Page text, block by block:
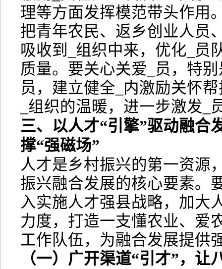
理等方面发挥模范带头作用
把青年农民、返乡创业人员
吸收到_组织中来，优化_员
质量。要关心关爱_员，特
员，建立健全_内激励关怀
_组织的温暖，进一步激发
三、以人才“引擎”驱动融合
撑“强磁场”
人才是乡村振兴的第一资源
振兴融合发展的核心要素。
入实施人才强县战略，加大
力度，打造一支懂农业、爱
工作队伍，为融合发展提供
（一）广开渠道“引才”，让